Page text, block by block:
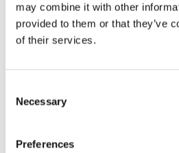
may combine it with other
provided to them or that they’ve
of their services.
Selection
Necessary
Preferences